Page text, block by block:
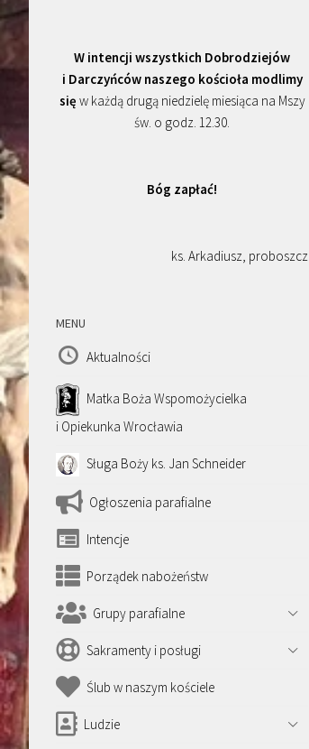
W intencji wszystkich Dobrodziejów
i Darczyńców naszego kościoła modlimy
się w każdą drugą niedzielę miesiąca na Mszy
św. o godz. 12.30.
Bóg zapłać!
ks. Arkadiusz, proboszcz
MENU
Aktualności
Matka Boża Wspomożycielka
i Opiekunka Wrocławia
Sługa Boży ks. Jan Schneider
Ogłoszenia parafialne
Intencje
Porządek nabożeństw
Grupy parafialne
Sakramenty i posługi
Ślub w naszym kościele
Ludzie